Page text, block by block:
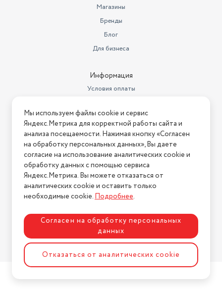
Магазины
Бренды
Блог
Для бизнеса
Информация
Условия оплаты
Условия возврата
Нашли ошибку на сайте? Напишите нам
2026 © Интернет-магазин "АстМаркет". У нас есть всё!
Политика конфиденциальности
Разработка сайтаASTDESIGN
Мы используем файлы cookie и сервис
Яндекс.Метрика для корректной работы сайта и
анализа посещаемости. Нажимая кнопку «Согласен
на обработку персональных данных», Вы даете
согласие на использование аналитических cookie и
обработку данных с помощью сервиса
Яндекс.Метрика. Вы можете отказаться от
аналитических cookie и оставить только
необходимые cookie.Подробнее.
Согласен на обработку персональных
данных
Отказаться от аналитических cookie